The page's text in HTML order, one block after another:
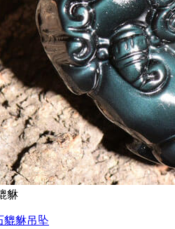
貅
貔貅吊坠